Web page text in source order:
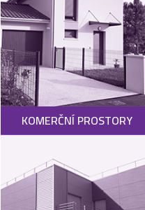
KOMERČNÍ PROSTORY
SLUŽBY
NABÍDNOUT
NEMOVITOST
POPTAT
NEMOVITOST
VÝKUP
NEMOVITOSTÍ